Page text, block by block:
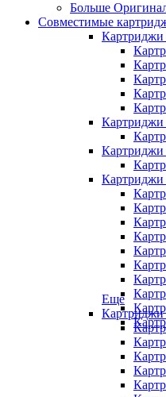
Больше
Совместимые
Картриджи
Картриджи
Картриджи
Картриджи
Еще
Картриджи